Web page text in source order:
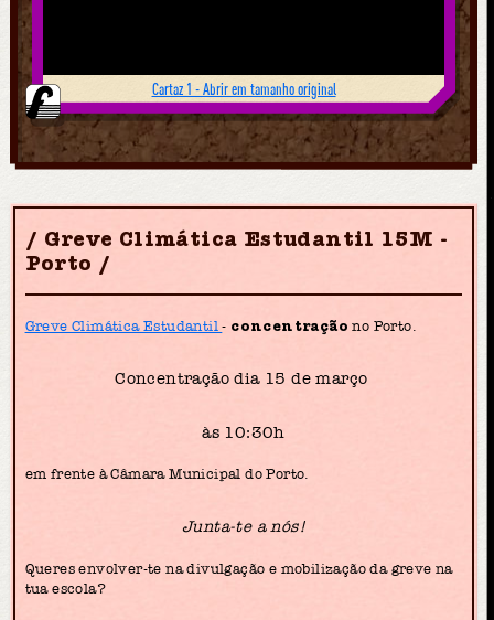
Cartaz 1 - Abrir em tamanho original
Greve Climática Estudantil 15M -
Porto
Greve Climática Estudantil- concentraçãono Porto.
Concentração dia 15 de março
às 10:30h
em frente à Câmara Municipal do Porto.
Junta-te a nós!
Queres envolver-te na divulgação e mobilização da greve na
tua escola?